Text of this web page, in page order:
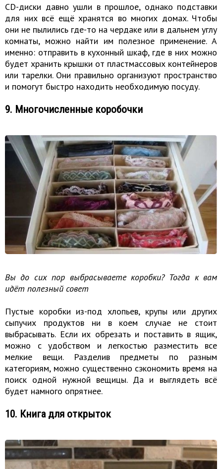
CD-диски давно ушли в прошлое, однако подставки
для них всё ещё хранятся во многих домах. Чтобы
они не пылились где-то на чердаке или в дальнем углу
комнаты, можно найти им полезное применение. А
именно: отправить в кухонный шкаф, где в них можно
будет хранить крышки от пластмассовых контейнеров
или тарелки. Они правильно организуют пространство
и помогут быстро находить необходимую посуду.
9. Многочисленные коробочки
Вы до сих пор выбрасываете коробки? Тогда к вам
идёт полезный совет
Пустые коробки из-под хлопьев, крупы или других
сыпучих продуктов ни в коем случае не стоит
выбрасывать. Если их обрезать и поставить в ящик,
можно с удобством и легкостью разместить все
мелкие вещи. Разделив предметы по разным
категориям, можно существенно сэкономить время на
поиск одной нужной вещицы. Да и выглядеть всё
будет намного опрятнее.
10. Книга для открыток